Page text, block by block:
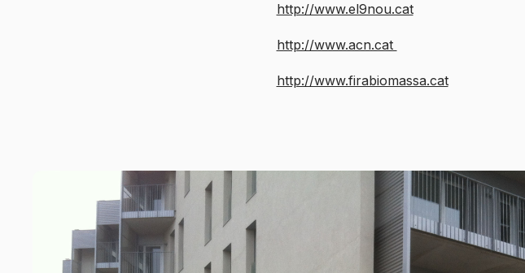
http://www.el9nou.cat
http://www.acn.cat
http://www.firabiomassa.cat